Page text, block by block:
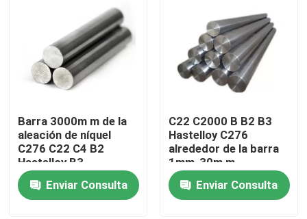
Productos
Sobre nosotros
Barra 3000m m de la
aleación de níquel
C276 C22 C4 B2
Hastelloy B3
Enviar Consulta
C22 C2000 B B2 B3
Hastelloy C276
alrededor de la barra
1mm-30m m
Enviar Consulta